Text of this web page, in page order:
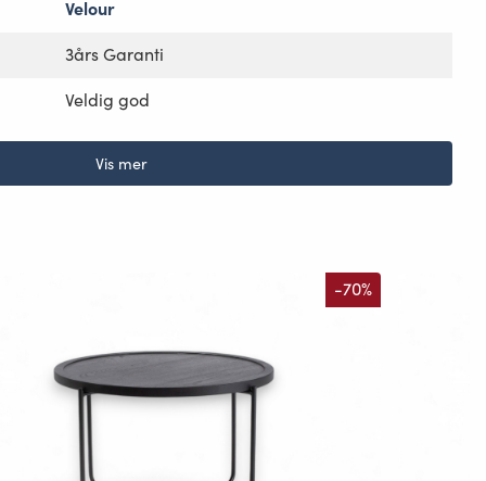
Velour
3års Garanti
Veldig god
Vis mer
-70%